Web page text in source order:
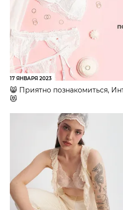
17 ЯНВАРЯ 2023
😸 Приятно познакомиться,
😻